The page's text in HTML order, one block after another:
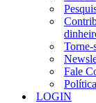
Torne-
Fale
LOGIN